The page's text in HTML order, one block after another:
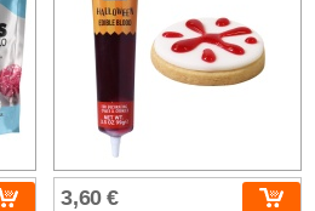
3,60 €